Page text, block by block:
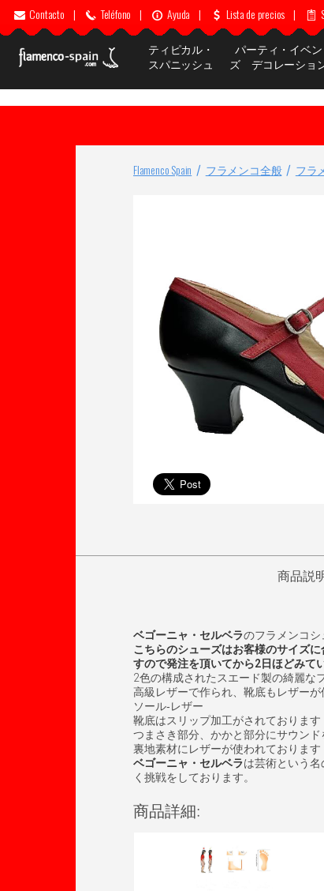
Contacto | Teléfono | Ayuda | Lista de precios |
ティピカル・
スパニッシュ
パーティ・イベン
ズ デコレーショ
Flamenco Spain フラメンコ全般 フラ
商品説
ベゴーニャ・セルベラのフラメンコシ
こちらのシューズはお客様のサイズ
すので発注を頂いてから2日ほどみて
2色の構成されたスエード製の綺麗な
高級レザーで作られ、靴底もレザー
ソール‐レザー
靴底はスリップ加工がされております
つまさき部分、かかと部分にサウン
裏地素材にレザーが使われております
ベゴーニャ・セルベラは芸術という
く挑戦をしております。
商品詳細: